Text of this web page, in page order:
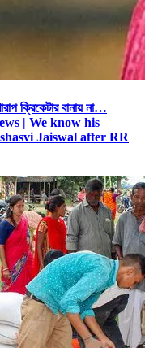
ক্রিকেটার বানায় না…
| We know his
Jaiswal after RR